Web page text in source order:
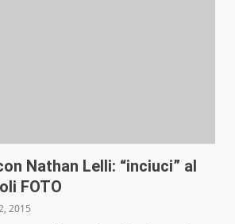
Nathan Lelli: “inciuci” al
FOTO
2015